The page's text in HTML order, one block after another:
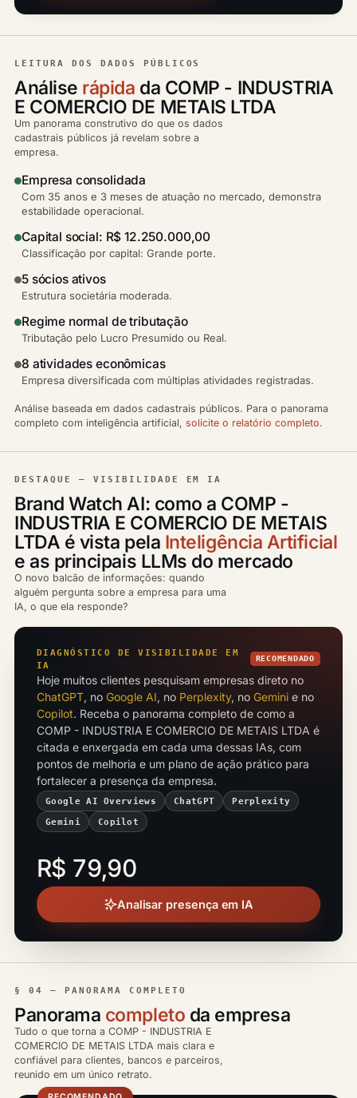
LEITURA DOS DADOS PÚBLICOS
Análise rápida da COMP - INDUSTRIA
E COMERCIO DE METAIS LTDA
Um panorama construtivo do que os dados
cadastrais públicos já revelam sobre a
empresa.
Empresa consolidada
Com 35 anos e 3 meses de atuação no mercado, demonstra
estabilidade operacional.
Capital social: R$ 12.250.000,00
Classificação por capital: Grande porte.
5 sócios ativos
Estrutura societária moderada.
Regime normal de tributação
Tributação pelo Lucro Presumido ou Real.
8 atividades econômicas
Empresa diversificada com múltiplas atividades registradas.
Análise baseada em dados cadastrais públicos. Para o panorama
completo com inteligência artificial, solicite o relatório completo.
DESTAQUE — VISIBILIDADE EM IA
Brand Watch AI: como a COMP -
INDUSTRIA E COMERCIO DE METAIS
LTDA é vista pela Inteligência Artificial
e as principais LLMs do mercado
O novo balcão de informações: quando
alguém pergunta sobre a empresa para uma
IA, o que ela responde?
DIAGNÓSTICO DE VISIBILIDADE EM
IA
RECOMENDADO
Hoje muitos clientes pesquisam empresas direto no
ChatGPT, no Google AI, no Perplexity, no Gemini e no
Copilot. Receba o panorama completo de como a
COMP - INDUSTRIA E COMERCIO DE METAIS LTDA é
citada e enxergada em cada uma dessas IAs, com
pontos de melhoria e um plano de ação prático para
fortalecer a presença da empresa.
Google AI Overviews ChatGPT Perplexity
Gemini Copilot
R$ 79,90
Analisar presença em IA
§ 04 — PANORAMA COMPLETO
Panorama completo da empresa
Tudo o que torna a COMP - INDUSTRIA E
COMERCIO DE METAIS LTDA mais clara e
confiável para clientes, bancos e parceiros,
reunido em um único retrato.